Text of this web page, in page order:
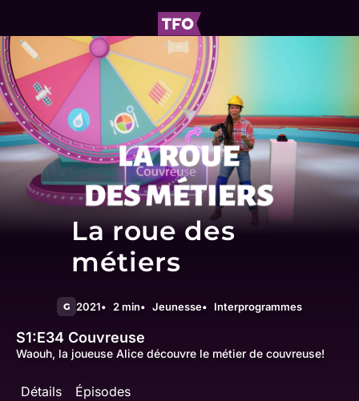
La roue des
métiers
G 2021 2 min Jeunesse Interprogrammes
S1:E34 Couvreuse
Waouh, la joueuse Alice découvre le métier de couvreuse!
Détails Épisodes